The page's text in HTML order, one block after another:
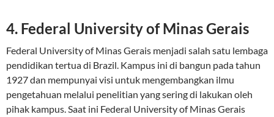
4. Federal University of Minas Gerais
Federal University of Minas Gerais menjadi salah satu lembaga
pendidikan tertua di Brazil. Kampus ini di bangun pada tahun
1927 dan mempunyai visi untuk mengembangkan ilmu
pengetahuan melalui penelitian yang sering di lakukan oleh
pihak kampus. Saat ini Federal University of Minas Gerais